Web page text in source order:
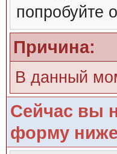
попробуйте
Причина:
В данный
Сейчас вы
форму